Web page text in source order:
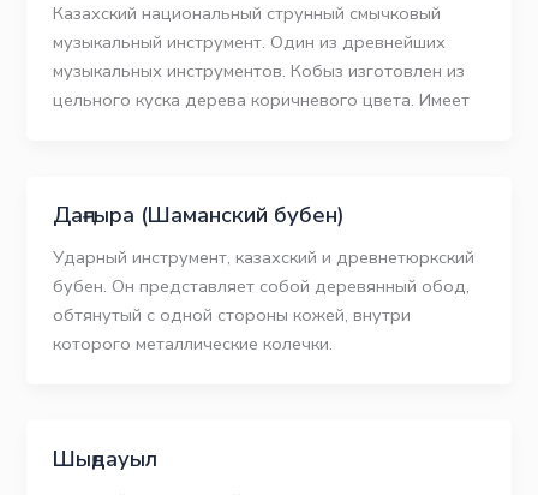
Казахский национальный струнный смычковый
музыкальный инструмент. Один из древнейших
музыкальных инструментов. Кобыз изготовлен из
цельного куска дерева коричневого цвета. Имеет
Даңғыра (Шаманский бубен)
Ударный инструмент, казахский и древнетюркский
бубен. Он представляет собой деревянный обод,
обтянутый с одной стороны кожей, внутри
которого металлические колечки.
Шыңдауыл